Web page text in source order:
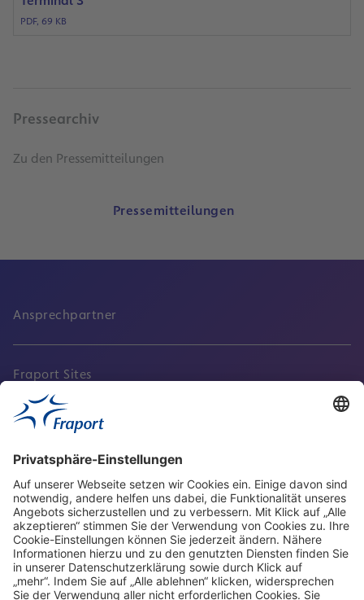
PDF, 69 KB
Pressearchiv
Zu den Pressemitteilungen
Pressemitteilungen
Ansprechpartner
Fraport Sites
Aktuell
Service
Frankfurt Airport